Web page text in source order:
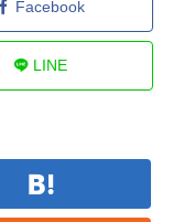
Facebook
LINE